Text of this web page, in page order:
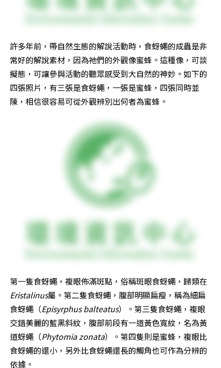
許多年前，帶自然生態的解說活動時，食蚜蠅的成蟲是非
常好的解說素材，因為祂們的外觀像蜜蜂。這種像，可談
擬態，可讓參與活動的聽眾感受到大自然的神妙。如下的
四張照片，有三張是食蚜蠅，一張是蜜蜂，四張同時並
陳，相信很容易可從外觀辨別出何者為蜜蜂。
第一隻食蚜蠅，複眼佈滿斑點，俗稱斑眼食蚜蠅，歸類在
Eristalinus屬。第二隻食蚜蠅，腹部明顯扁瘦，稱為細扁
食蚜蠅（Episyrphus balteatus）。第三隻食蚜蠅，複眼
交錯美麗的藍黑斜紋，腹部前段有一道黃色寬紋，名為黃
道蚜蠅（Phytomia zonata）。第四隻則是蜜蜂，複眼比
食蚜蠅的還小，另外比食蚜蠅還長的觸角也可作為分辨的
依據。